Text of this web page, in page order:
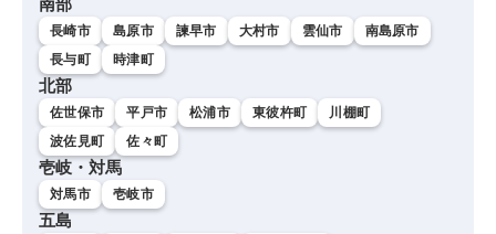
南部
長崎市 島原市 諫早市 大村市 雲仙市
南島原市
長与町
時津町
北部
佐世保市 平戸市 松浦市 東彼杵町
川棚町
波佐見町
佐々町
壱岐・対馬
対馬市 壱岐市
五島